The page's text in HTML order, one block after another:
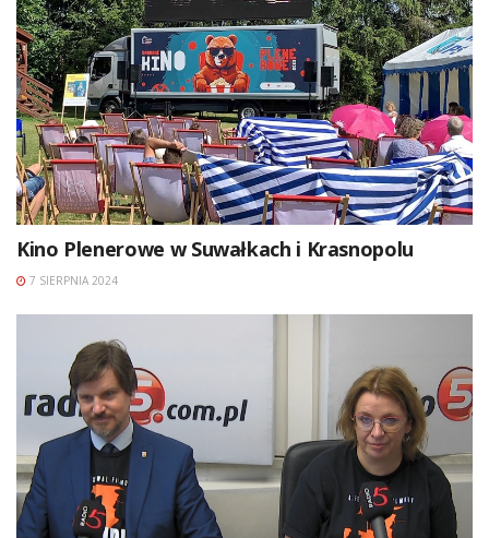
Kino Plenerowe w Suwałkach i Krasnopolu
7 SIERPNIA 2024